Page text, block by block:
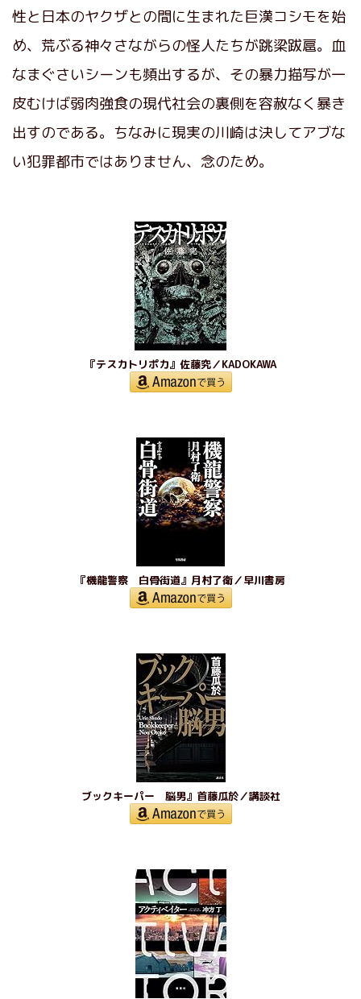
性と日本のヤクザとの間に生まれた巨漢コシモを始
め、荒ぶる神々さながらの怪人たちが跳梁跋扈。血
なまぐさいシーンも頻出するが、その暴力描写が一
皮むけば弱肉強食の現代社会の裏側を容赦なく暴き
出すのである。ちなみに現実の川崎は決してアブな
い犯罪都市ではありません、念のため。
『テスカトリポカ』佐藤究／KADOKAWA
『機龍警察 白骨街道』月村了衛／早川書房
ブックキーパー 脳男』首藤瓜於／講談社